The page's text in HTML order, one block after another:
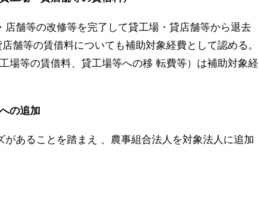
舗等の改修等を完了して貸工場・ 貸店舗等から退去
店舗等の賃借料についても補助対象経費として認める。
場等の賃借料、貸工場等への移 転費等） は補助対象経
の追加
あることを踏まえ 、 農事組合法人を対象法人に追加